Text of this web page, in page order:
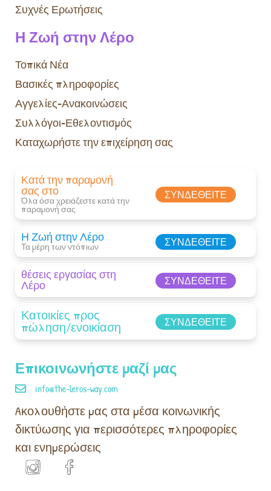
Επικοινωνήστε μαζί μας
info@the-leros-way.com
Aκολουθήστε μας στα μέσα κοινωνικής
δικτύωσης για περισσότερες πληροφορίες
και ενημερώσεις
Συχνές Ερωτήσεις
Η Ζωή στην Λέρο
Τοπικά Νέα
Βασικές πληροφορίες
Αγγελίες-Ανακοινώσεις
Συλλόγοι-Εθελοντισμός
Καταχωρήστε την επιχείρηση σας
Κατά την παραμονή
σας στο
Όλα όσα χρειάζεστε κατά την
παραμονή σας​
ΣΥΝΔΕΘΕΊΤΕ
Η Ζωή στην Λέρο
Τα μέρη των ντόπιων ΣΥΝΔΕΘΕΊΤΕ
θέσεις εργασίας στη
Λέρο ΣΥΝΔΕΘΕΊΤΕ
Κατοικίες προς
πώληση/ενοικίαση ΣΥΝΔΕΘΕΊΤΕ